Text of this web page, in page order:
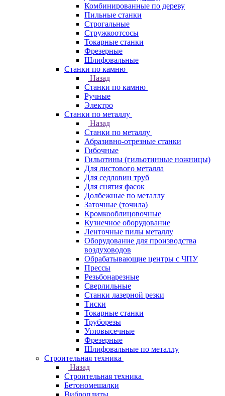
Комбинированные по дереву
Пильные станки
Строгальные
Стружкоотсосы
Токарные станки
Фрезерные
Шлифовальные
Станки по камню
Назад
Станки по камню
Ручные
Электро
Станки по металлу
Назад
Станки по металлу
Абразивно-отрезные станки
Гибочные
Гильотины (гильотинные ножницы)
Для листового металла
Для седловин труб
Для снятия фасок
Долбежные по металлу
Заточные (точила)
Кромкооблицовочные
Кузнечное оборудование
Ленточные пилы металлу
Оборудование для производства
воздуховодов
Обрабатывающие центры с ЧПУ
Прессы
Резьбонарезные
Сверлильные
Станки лазерной резки
Тиски
Токарные станки
Труборезы
Угловысечные
Фрезерные
Шлифовальные по металлу
Строительная техника
Назад
Строительная техника
Бетономешалки
Виброплиты